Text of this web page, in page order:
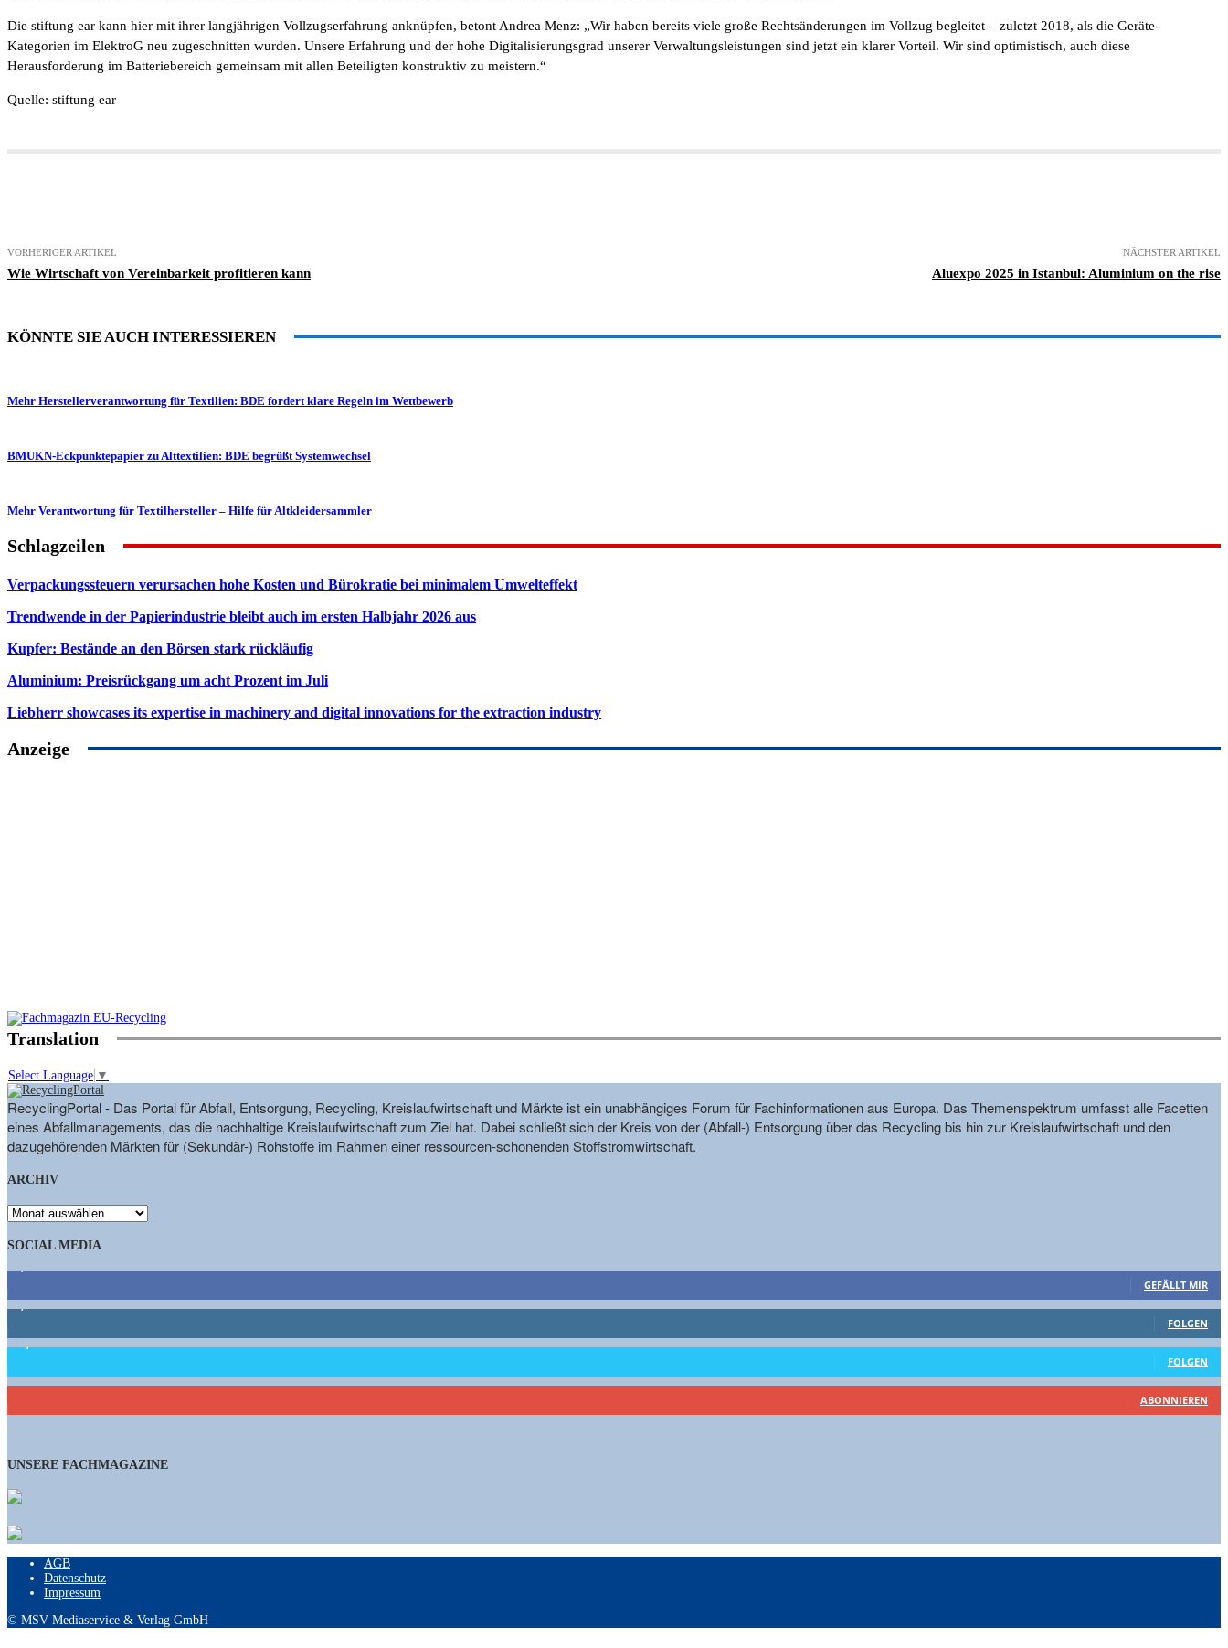
Die stiftung ear kann hier mit ihrer langjährigen Vollzugserfahrung anknüpfen, betont Andrea Menz: „Wir haben bereits viele große Rechtsänderungen im Vollzug begleitet – zuletzt 2018, als die Geräte-
Kategorien im ElektroG neu zugeschnitten wurden. Unsere Erfahrung und der hohe Digitalisierungsgrad unserer Verwaltungsleistungen sind jetzt ein klarer Vorteil. Wir sind optimistisch, auch diese
Herausforderung im Batteriebereich gemeinsam mit allen Beteiligten konstruktiv zu meistern.“
Quelle: stiftung ear
VORHERIGER ARTIKEL
Wie Wirtschaft von Vereinbarkeit profitieren kann
NÄCHSTER ARTIKEL
Aluexpo 2025 in Istanbul: Aluminium on the rise
KÖNNTE SIE AUCH INTERESSIEREN
Mehr Herstellerverantwortung für Textilien: BDE fordert klare Regeln im Wettbewerb
BMUKN-Eckpunktepapier zu Alttextilien: BDE begrüßt Systemwechsel
Mehr Verantwortung für Textilhersteller – Hilfe für Altkleidersammler
Schlagzeilen
Verpackungssteuern verursachen hohe Kosten und Bürokratie bei minimalem Umwelteffekt
Trendwende in der Papierindustrie bleibt auch im ersten Halbjahr 2026 aus
Kupfer: Bestände an den Börsen stark rückläufig
Aluminium: Preisrückgang um acht Prozent im Juli
Liebherr showcases its expertise in machinery and digital innovations for the extraction industry
Anzeige
Translation
Select Language ▼
RecyclingPortal - Das Portal für Abfall, Entsorgung, Recycling, Kreislaufwirtschaft und Märkte ist ein unabhängiges Forum für Fachinformationen aus Europa. Das Themenspektrum umfasst alle Facetten
eines Abfallmanagements, das die nachhaltige Kreislaufwirtschaft zum Ziel hat. Dabei schließt sich der Kreis von der (Abfall-) Entsorgung über das Recycling bis hin zur Kreislaufwirtschaft und den
dazugehörenden Märkten für (Sekundär-) Rohstoffe im Rahmen einer ressourcen-schonenden Stoffstromwirtschaft.
ARCHIV
ARCHIV
SOCIAL MEDIA
GEFÄLLT MIR
1,662 Follower
FOLGEN
15,658 Follower
FOLGEN
460 Abonnenten
ABONNIEREN
UNSERE FACHMAGAZINE
AGB
Datenschutz
Impressum
© MSV Mediaservice & Verlag GmbH